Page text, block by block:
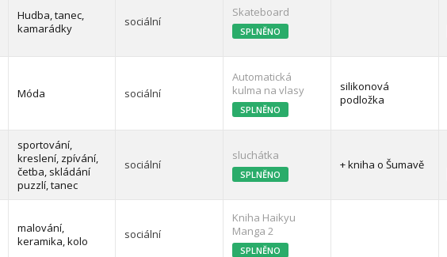
Hudba, tanec,
kamarádky
sociální
Skateboard
SPLNĚNO
Móda sociální
Automatická
kulma na vlasy
SPLNĚNO
silikonová
podložka
sportování,
kreslení, zpívání,
četba, skládání
puzzlí, tanec
sociální
sluchátka
SPLNĚNO
+ kniha o Šumavě
malování,
keramika, kolo
sociální
Kniha Haikyu
Manga 2
SPLNĚNO